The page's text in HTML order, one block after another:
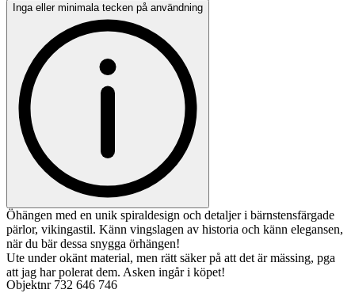
Inga eller minimala tecken på användning
Öhängen med en unik spiraldesign och detaljer i bärnstensfärgade
pärlor, vikingastil. Känn vingslagen av historia och känn elegansen,
när du bär dessa snygga örhängen!
Ute under okänt material, men rätt säker på att det är mässing, pga
att jag har polerat dem. Asken ingår i köpet!
Objektnr 732 646 746